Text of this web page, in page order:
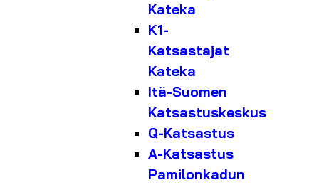
Kateka
K1-
Katsastajat
Kateka
Itä-Suomen
Katsastuskeskus
Q-Katsastus
A-Katsastus
Pamilonkadun